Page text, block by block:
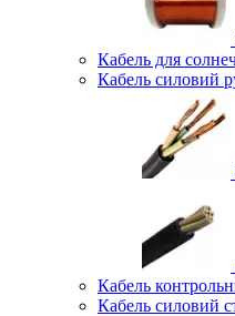
Кабель для
Кабель силовий
Кабель
Кабель силовий